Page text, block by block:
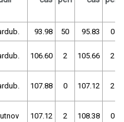
93.98 50 95.83 0
106.60 2 105.66 2
107.88 0 107.12 2
107.12 2 108.38 0